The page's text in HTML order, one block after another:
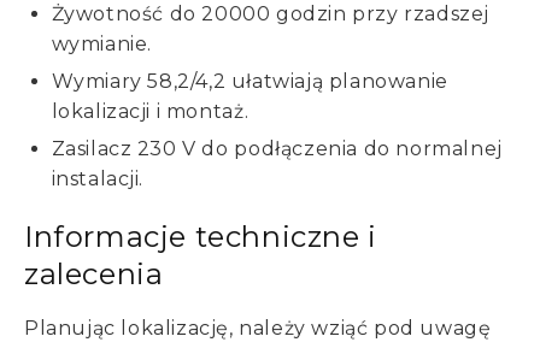
Żywotność do 20000 godzin przy rzadszej
wymianie.
Wymiary 58,2/4,2 ułatwiają planowanie
lokalizacji i montaż.
Zasilacz 230 V do podłączenia do normalnej
instalacji.
Informacje techniczne i
zalecenia
Planując lokalizację, należy wziąć pod uwagę